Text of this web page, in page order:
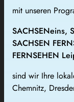
mit unseren
SACHSENeins,
SACHSEN
FERNSEHEN
sind wir Ihre
Chemnitz,